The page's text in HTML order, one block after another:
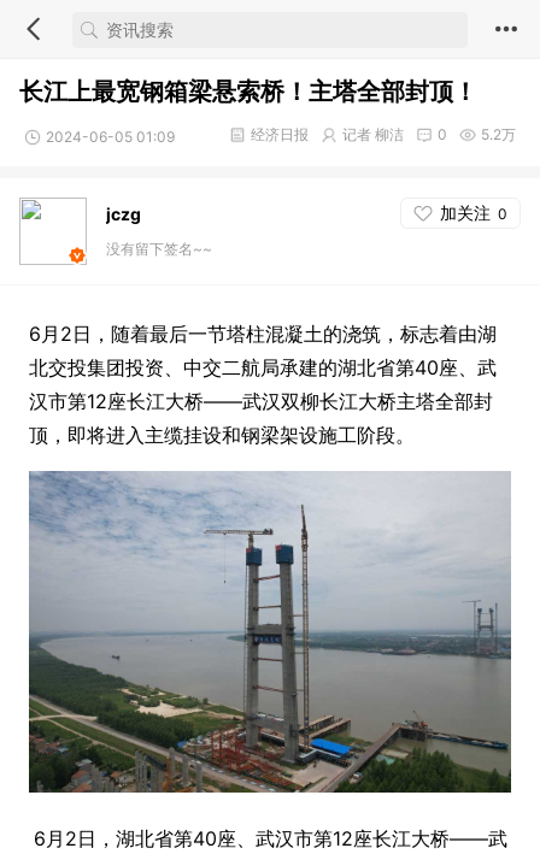
长江上最宽钢箱梁悬索桥！主塔全部封顶！
2024-06-05 01:09 5.2万
0
记者 柳洁
经济日报
jczg 加关注 0
没有留下签名~~
6月2日，随着最后一节塔柱混凝土的浇筑，标志着由湖
北交投集团投资、中交二航局承建的湖北省第40座、武
汉市第12座长江大桥——武汉双柳长江大桥主塔全部封
顶，即将进入主缆挂设和钢梁架设施工阶段。
6月2日，湖北省第40座、武汉市第12座长江大桥——武